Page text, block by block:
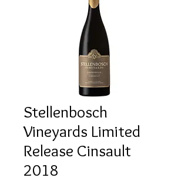
Stellenbosch
Vineyards Limited
Release Cinsault
2018